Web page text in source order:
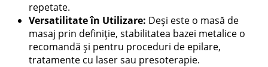
repetate.
Versatilitate în Utilizare: Deși este o masă de
masaj prin definiție, stabilitatea bazei metalice o
recomandă și pentru proceduri de epilare,
tratamente cu laser sau presoterapie.